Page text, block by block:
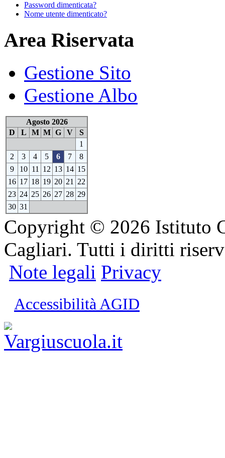
Password dimenticata?
Nome utente dimenticato?
Area Riservata
Gestione Sito
Gestione Albo
Agosto 2026
D
L M M G V
S
1
2
3 4 5 6 7
8
9
10 11 12 13 14 15
16 17 18 19 20 21
22
23 24 25 26 27 28 29
30 31
Copyright © 2026 Istituto
Cagliari. Tutti i diritti
Note legali Privacy
Accessibilità AGID